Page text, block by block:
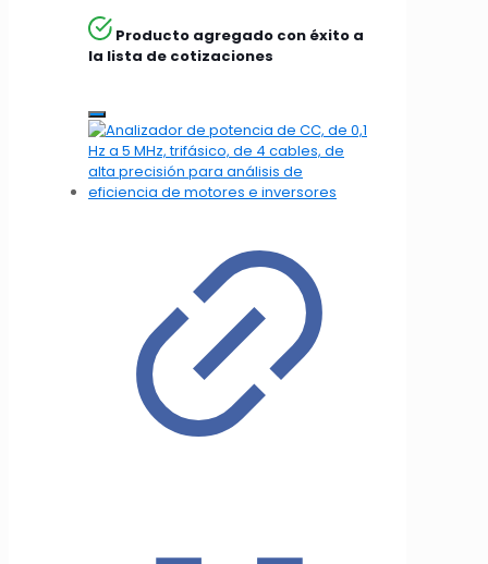
Producto agregado con éxito a
la lista de cotizaciones